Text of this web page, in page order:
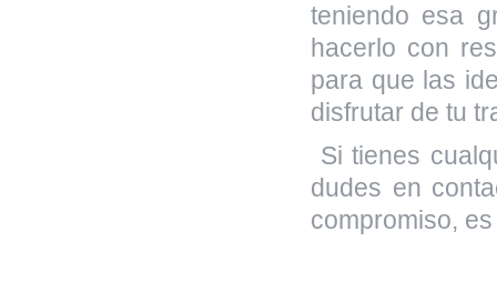
teniendo esa
hacerlo con
para que las
disfrutar de tu
Si tienes
dudes en
compromiso,